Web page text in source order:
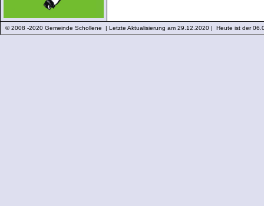
© 2008 -2020 Gemeinde Schollene | Letzte Aktualisierung am 29.12.2020 | Heute ist der